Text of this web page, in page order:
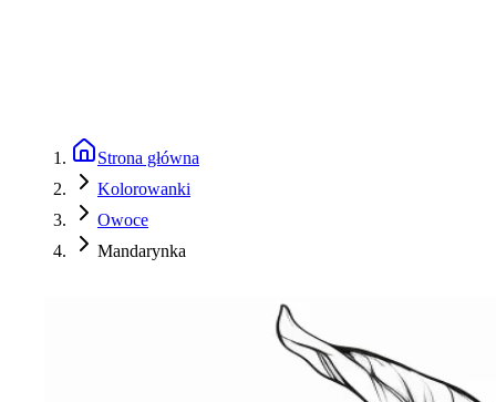
Strona główna
Kolorowanki
Owoce
Mandarynka